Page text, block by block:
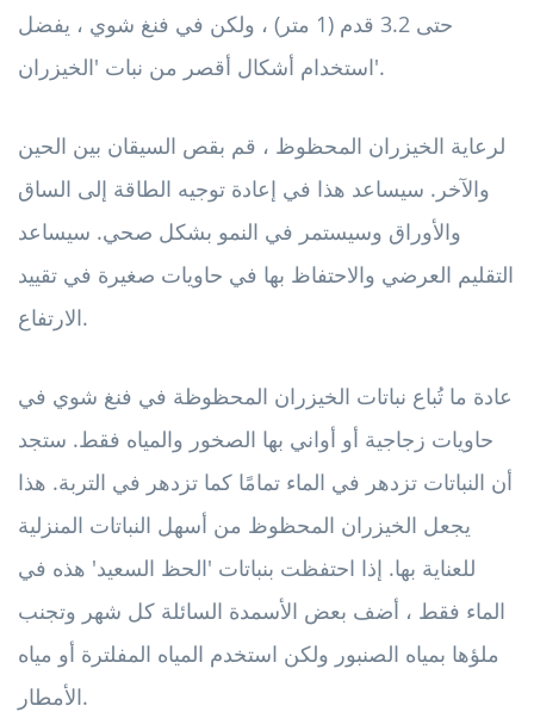
حتى 3.2 قدم (1 متر) ، ولكن في فنغ شوي ، يفضل
استخدام أشكال أقصر من نبات 'الخيزران'.
لرعاية الخيزران المحظوظ ، قم بقص السيقان بين الحين
والآخر. سيساعد هذا في إعادة توجيه الطاقة إلى الساق
والأوراق وسيستمر في النمو بشكل صحي. سيساعد
التقليم العرضي والاحتفاظ بها في حاويات صغيرة في تقييد
الارتفاع.
عادة ما تُباع نباتات الخيزران المحظوظة في فنغ شوي في
حاويات زجاجية أو أواني بها الصخور والمياه فقط. ستجد
أن النباتات تزدهر في الماء تمامًا كما تزدهر في التربة. هذا
يجعل الخيزران المحظوظ من أسهل النباتات المنزلية
للعناية بها. إذا احتفظت بنباتات 'الحظ السعيد' هذه في
الماء فقط ، أضف بعض الأسمدة السائلة كل شهر وتجنب
ملؤها بمياه الصنبور ولكن استخدم المياه المفلترة أو مياه
الأمطار.